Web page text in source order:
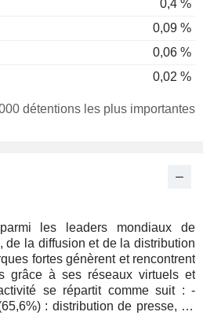
0,4 %
0,09 %
0,06 %
0,02 %
détentions les plus importantes
les leaders mondiaux de
de la diffusion et de la distribution
fortes génèrent et rencontrent
grâce à ses réseaux virtuels et
se répartit comme suit : -
: distribution de presse, de